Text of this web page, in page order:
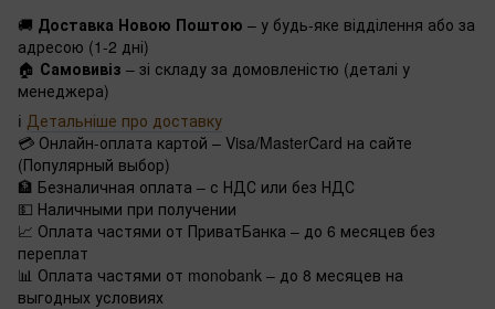
🚚 Доставка Новою Поштою – у будь-яке відділення або за
адресою (1-2 дні)
🏠 Самовивіз – зі складу за домовленістю (деталі у
менеджера)
ℹ️ Детальніше про доставку
💳 Онлайн-оплата картой – Visa/MasterCard на сайте
(Популярный выбор)
🏦 Безналичная оплата – с НДС или без НДС
💵 Наличными при получении
📈 Оплата частями от ПриватБанка – до 6 месяцев без
переплат
📊 Оплата частями от monobank – до 8 месяцев на
выгодных условиях